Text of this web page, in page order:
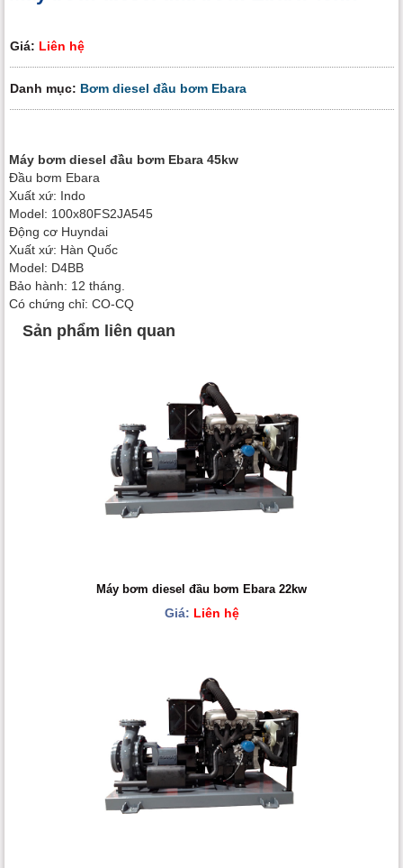
Giá: Liên hệ
Danh mục: Bơm diesel đầu bơm Ebara
Máy bơm diesel đầu bơm Ebara 45kw
Đầu bơm Ebara
Xuất xứ: Indo
Model: 100x80FS2JA545
Động cơ Huyndai
Xuất xứ: Hàn Quốc
Model: D4BB
Bảo hành: 12 tháng.
Có chứng chỉ: CO-CQ
Sản phẩm liên quan
Máy bơm diesel đầu bơm Ebara 22kw
Giá: Liên hệ